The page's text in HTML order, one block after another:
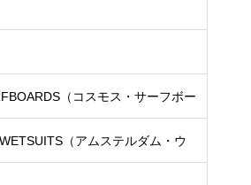
（コスモス・サーフボー
（アムステルダム・ウ